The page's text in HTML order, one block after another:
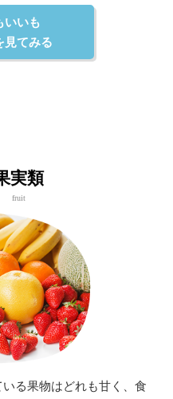
いいも
見てみる
実類
fruit
る果物はどれも甘く、食